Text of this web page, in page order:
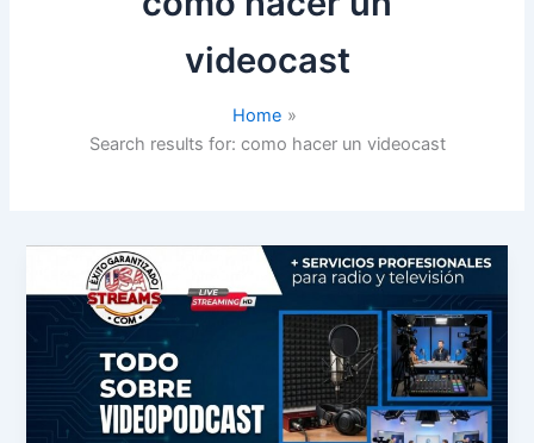
videocast
Home
Search results for: como hacer un videocast